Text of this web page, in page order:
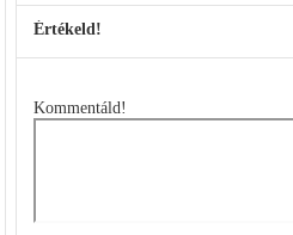
Értékeld!
Kommentáld!